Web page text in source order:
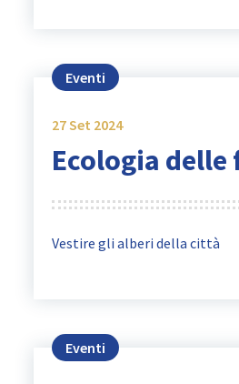
Eventi
27Set 2024
Ecologia delle
Vestire gli alberi della città
Eventi